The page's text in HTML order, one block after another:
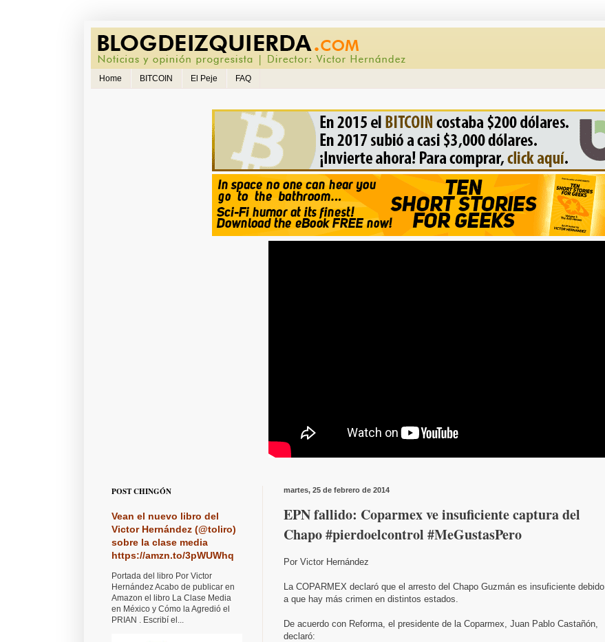
Home BITCOIN El Peje FAQ
martes, 25 de febrero de 2014
EPN fallido: Coparmex ve insuficiente captura del
Chapo #pierdoelcontrol #MeGustasPero
Por Victor Hernández
La COPARMEX declaró que el arresto del Chapo Guzmán es insuficiente debido
a que hay más crimen en distintos estados.
De acuerdo con Reforma, el presidente de la Coparmex, Juan Pablo Castañón,
declaró:
POST CHINGÓN
Vean el nuevo libro del
Victor Hernández (@toliro)
sobre la clase media
https://amzn.to/3pWUWhq
Portada del libro Por Victor
Hernández Acabo de publicar en
Amazon el libro La Clase Media
en México y Cómo la Agredió el
PRIAN . Escribí el...